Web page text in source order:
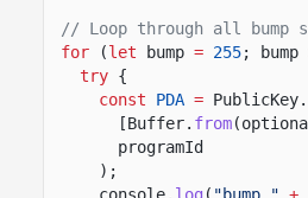
// Loop through all bump
for
(let bump = 255; bump
try {
const
PDA = PublicKey.
[Buffer. from
programId
);
console. log ( "bump " +